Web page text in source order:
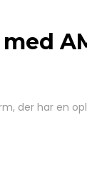
der har en